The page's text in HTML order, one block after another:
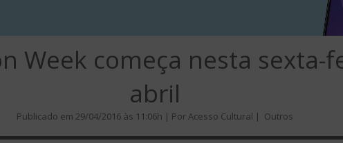
Week começa nesta sexta-
abril
Publicado em 29/04/2016 às 11:06h | Por Acesso Cultural | Outros